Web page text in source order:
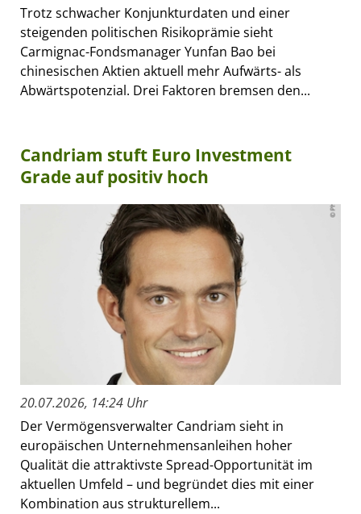
Trotz schwacher Konjunkturdaten und einer
steigenden politischen Risikoprämie sieht
Carmignac-Fondsmanager Yunfan Bao bei
chinesischen Aktien aktuell mehr Aufwärts- als
Abwärtspotenzial. Drei Faktoren bremsen den...
Candriam stuft Euro Investment
Grade auf positiv hoch
20.07.2026, 14:24 Uhr
Der Vermögensverwalter Candriam sieht in
europäischen Unternehmensanleihen hoher
Qualität die attraktivste Spread-Opportunität im
aktuellen Umfeld – und begründet dies mit einer
Kombination aus strukturellem...